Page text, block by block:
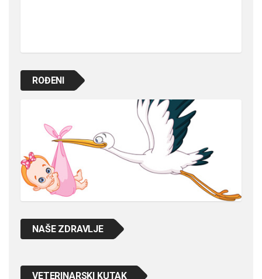
ROĐENI
NAŠE ZDRAVLJE
VETERINARSKI KUTAK